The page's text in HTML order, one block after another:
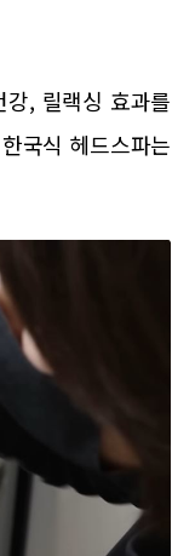
, 릴랙싱 효과를
국식 헤드스파는